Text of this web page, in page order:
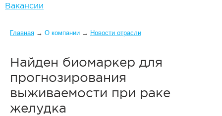
Вакансии
Вы здесь
Главная → О компании → Новости отрасли
Найден биомаркер для
прогнозирования
выживаемости при раке
желудка